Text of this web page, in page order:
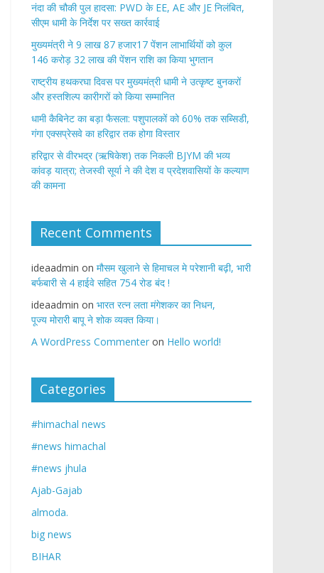
नंदा की चौकी पुल हादसा: PWD के EE, AE और JE निलंबित,
सीएम धामी के निर्देश पर सख्त कार्रवाई
मुख्यमंत्री ने 9 लाख 87 हजार17 पेंशन लाभार्थियों को कुल
146 करोड़ 32 लाख की पेंशन राशि का किया भुगतान
राष्ट्रीय हथकरघा दिवस पर मुख्यमंत्री धामी ने उत्कृष्ट बुनकरों
और हस्तशिल्प कारीगरों को किया सम्मानित
​धामी कैबिनेट का बड़ा फैसला: पशुपालकों को 60% तक सब्सिडी,
गंगा एक्सप्रेसवे का हरिद्वार तक होगा विस्तार
​हरिद्वार से वीरभद्र (ऋषिकेश) तक निकली BJYM की भव्य
कांवड़ यात्रा; तेजस्वी सूर्या ने की देश व प्रदेशवासियों के कल्याण
की कामना
Recent Comments
ideaadmin on मौसम खुलाने से हिमाचल मे परेशानी बढ़ी, भारी
बर्फबारी से 4 हाईवे सहित 754 रोड बंद !
ideaadmin on भारत रत्न लता मंगेशकर का निधन,
पूज्य मोरारी बापू ने शोक व्यक्त किया।
A WordPress Commenter on Hello world!
Categories
#himachal news
#news himachal
#news jhula
Ajab-Gajab
almoda.
big news
BIHAR